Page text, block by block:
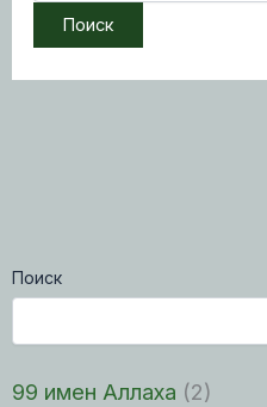
Поиск
99 имен Аллаха (2)